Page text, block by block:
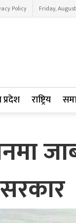
Policy Friday,
राष्ट्रिय